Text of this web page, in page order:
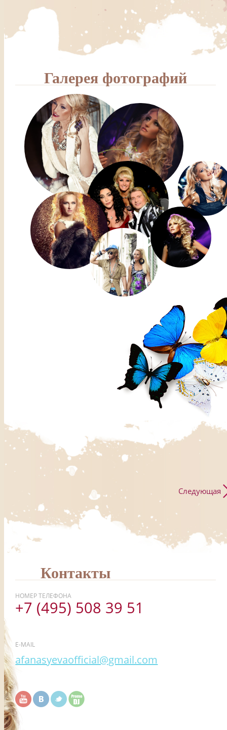
Галерея фотографий
Следующая
Контакты
НОМЕР ТЕЛЕФОНА
+7 (495) 508 39 51
E-MAIL
afanasyevaofficial@gmail.com